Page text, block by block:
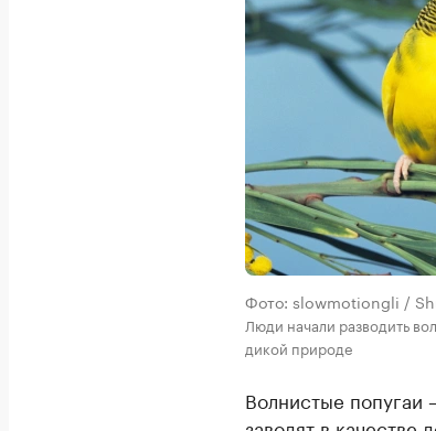
Фото: slowmotiongli /
Люди начали разводить
дикой природе
Волнистые